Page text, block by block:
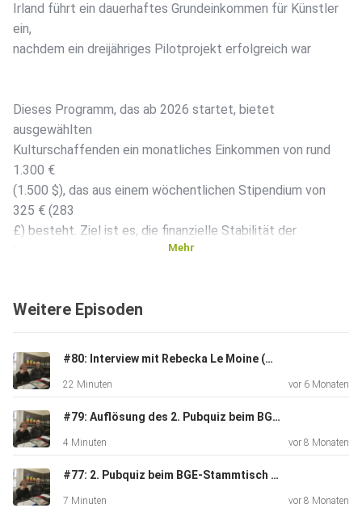
Irland führt ein dauerhaftes Grundeinkommen für Künstler
ein,
nachdem ein dreijähriges Pilotprojekt erfolgreich war
Dieses Programm, das ab 2026 startet, bietet
ausgewählten
Kulturschaffenden ein monatliches Einkommen von rund
1.300 €
(1.500 $), das aus einem wöchentlichen Stipendium von
325 € (283
£) besteht. Ziel ist es, die finanzielle Stabilität der
Das Programm, „Basic Income for the Arts“ genannt, wurde
ursprünglich 2022 als Reaktion auf die Auswirkungen der
COVID-19-Pandemie ins Leben gerufen.
Es wurde als dreijähriges Pilotprojekt mit 2.000
Kunstschaffenden getestet.
Mehr
Weitere Episoden
#80: Interview mit Rebecka Le Moine (member of the Swedish Parliament)
22 Minuten vor 6 Monaten
#79: Auflösung des 2. Pubquiz beim BGE-Stammtisch in Linz
4 Minuten vor 8 Monaten
#77: 2. Pubquiz beim BGE-Stammtisch in Linz
7 Minuten vor 8 Monaten